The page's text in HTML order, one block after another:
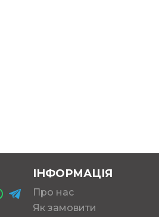
ІНФОРМАЦІЯ
Про нас
Як замовити